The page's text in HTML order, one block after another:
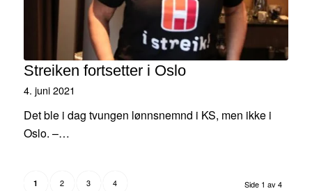
Streiken fortsetter i Oslo
4. juni 2021
Det ble i dag tvungen lønnsnemnd i KS, men ikke i
Oslo. –…
Side 1 av 4
1 2 3 4